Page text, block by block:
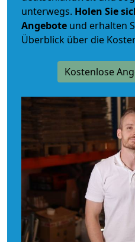
unterwegs. Holen Sie
Angebote und erhalten
Überblick über die
Kostenlose